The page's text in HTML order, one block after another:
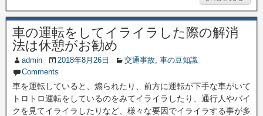
車の運転をしてイライラした際の解消
法は休憩がお勧め
admin 2018年8月26日 交通事故, 車の豆知識
Comments
車を運転していると、煽られたり、前方に運転が下手な車がいて
トロトロ運転をしているのをみてイライラしたり、通行人やバイ
クを見てイライラしたりなど、様々な要因でイライラする事が多